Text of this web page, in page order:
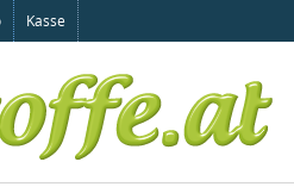
Kasse